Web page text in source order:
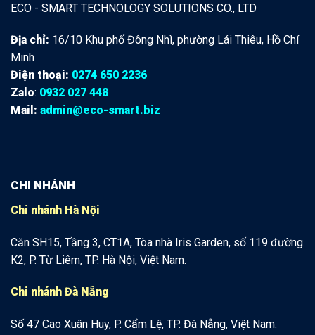
ECO - SMART TECHNOLOGY SOLUTIONS CO., LTD
Địa chỉ: 16/10 Khu phố Đông Nhì, phường Lái Thiêu, Hồ Chí
Minh
Điện thoại: 0274 650 2236
Zalo: 0932 027 448
Mail: admin@eco-smart.biz
CHI NHÁNH
Chi nhánh Hà Nội
Căn SH15, Tầng 3, CT1A, Tòa nhà Iris Garden, số 119 đường
K2, P. Từ Liêm, TP. Hà Nội, Việt Nam.
Chi nhánh Đà Nẵng
Số 47 Cao Xuân Huy, P. Cẩm Lệ, TP. Đà Nẵng, Việt Nam.